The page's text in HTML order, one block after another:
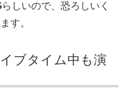
らしいので、恐ろしいく
す。
ブタイム中も演